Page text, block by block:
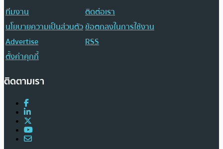
ทีมงาน
ติดต่อเรา
นโยบายความเป็นส่วนตัวข้อตกลงในการใช้งาน
Advertise
RSS
ตั้งค่าคุกกี้
ติดตามเรา